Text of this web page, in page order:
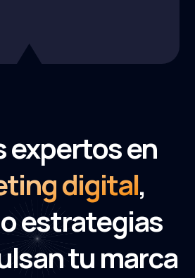
expertos en
digital,
estrategias
tu marca